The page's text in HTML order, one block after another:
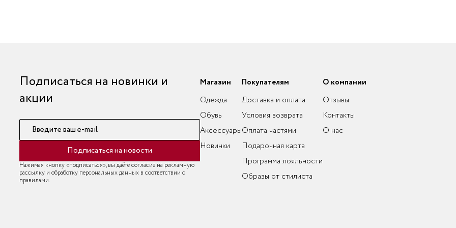
Подписаться на новинки и
акции
Введите ваш e-mail
Подписаться на новости
Нажимая кнопку «подписаться», вы даёте согласие на рекламную
рассылку и обработку персональных данных в соответствии с
правилами.
Магазин
Одежда
Обувь
Аксессуары
Новинки
Покупателям
Доставка и оплата
Условия возврата
Оплата частями
Подарочная карта
Программа лояльности
Образы от стилиста
О компании
Отзывы
Контакты
О нас